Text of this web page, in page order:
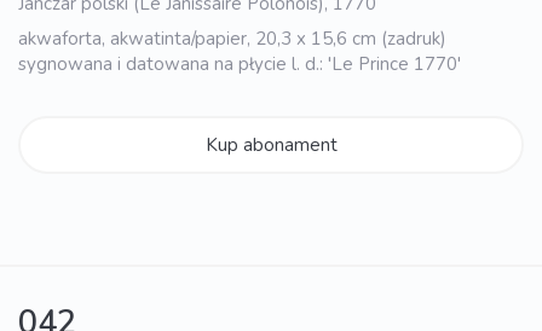
akwaforta, akwatinta/papier, 20,3 x 15,6 cm (zadruk)
sygnowana i datowana na płycie l. d.: 'Le Prince 1770'
Kup abonament